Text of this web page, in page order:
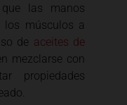
las manos
músculos a
de aceites de
mezclarse con
propiedades